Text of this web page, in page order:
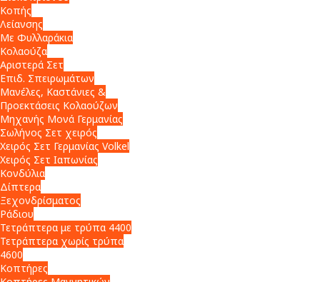
Κοπής
Λείανσης
Με Φυλλαράκια
Κολαούζα
Αριστερά Σετ
Επιδ. Σπειρωμάτων
Μανέλες, Καστάνιες &
Προεκτάσεις Κολαούζων
Μηχανής Μονά Γερμανίας
Σωλήνος Σετ χειρός
Χειρός Σετ Γερμανίας Volkel
Χειρός Σετ Ιαπωνίας
Κονδύλια
Δίπτερα
Ξεχονδρίσματος
Ράδιου
Τετράπτερα με τρύπα 4400
Τετράπτερα χωρίς τρύπα
4600
Κοπτήρες